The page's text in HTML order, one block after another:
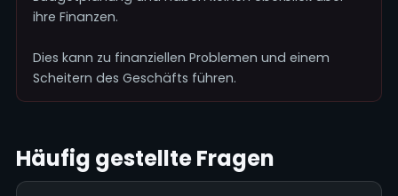
ihre Finanzen.
Dies kann zu finanziellen Problemen und einem
Scheitern des Geschäfts führen.
Häufig gestellte Fragen